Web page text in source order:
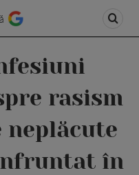
rasism
neplăcute
în